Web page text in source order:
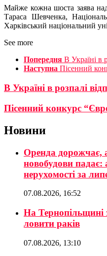
Майже кожна шоста заява
Тараса Шевченка,
Харківський національний
See more
Попередня В Україні в
Наступна Пісенний
В Україні в розпалі
Пісенний конкурс
Новини
Оренда дорожчає,
новобудови падає:
нерухомості за
07.08.2026, 16:52
На Тернопільщині
ловити раків
07.08.2026, 13:10